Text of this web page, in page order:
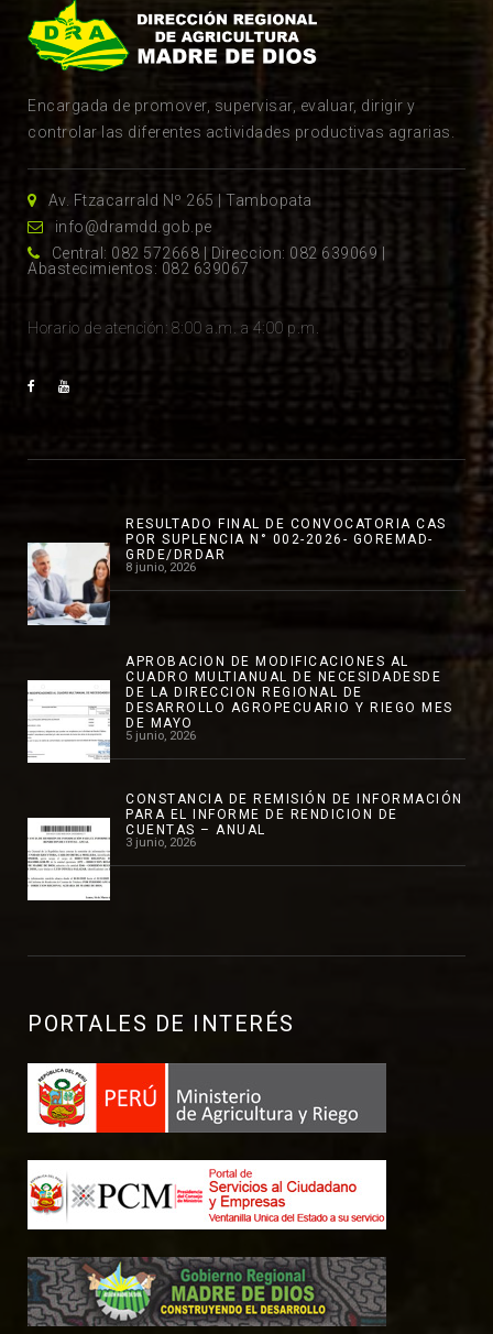
Encargada de promover, supervisar, evaluar, dirigir y
controlar las diferentes actividades productivas agrarias.
Av. Ftzacarrald Nº 265 | Tambopata
info@dramdd.gob.pe
Central: 082 572668 | Direccion: 082 639069 |
Abastecimientos: 082 639067
Horario de atención: 8:00 a.m. a 4:00 p.m.
RESULTADO FINAL DE CONVOCATORIA CAS
POR SUPLENCIA N° 002-2026- GOREMAD-
GRDE/DRDAR
8 junio, 2026
APROBACION DE MODIFICACIONES AL
CUADRO MULTIANUAL DE NECESIDADESDE
DE LA DIRECCION REGIONAL DE
DESARROLLO AGROPECUARIO Y RIEGO MES
DE MAYO
5 junio, 2026
CONSTANCIA DE REMISIÓN DE INFORMACIÓN
PARA EL INFORME DE RENDICION DE
CUENTAS – ANUAL
3 junio, 2026
PORTALES DE INTERÉS